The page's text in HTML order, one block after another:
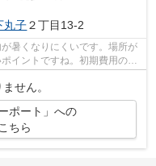
丸子２丁目13-2
暑くなりにくいです。場所が
イントですね。初期費用のカ
せん。
ポート」への
ちら